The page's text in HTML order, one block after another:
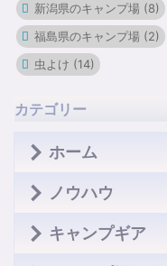
新潟県のキャンプ場 (8)
福島県のキャンプ場 (2)
虫よけ (14)
カテゴリー
ホーム
ノウハウ
キャンプギア